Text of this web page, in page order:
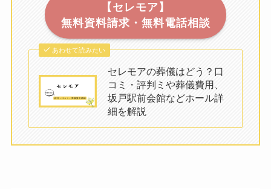
【セレモア】
無料資料請求・無料電話相談
あわせて読みたい
セレモアの葬儀はどう？口
コミ・評判ミや葬儀費用、
坂戸駅前会館などホール詳
細を解説